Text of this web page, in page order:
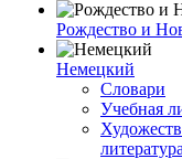
Рождество и
Немецкий
Словари
Учебная
литература